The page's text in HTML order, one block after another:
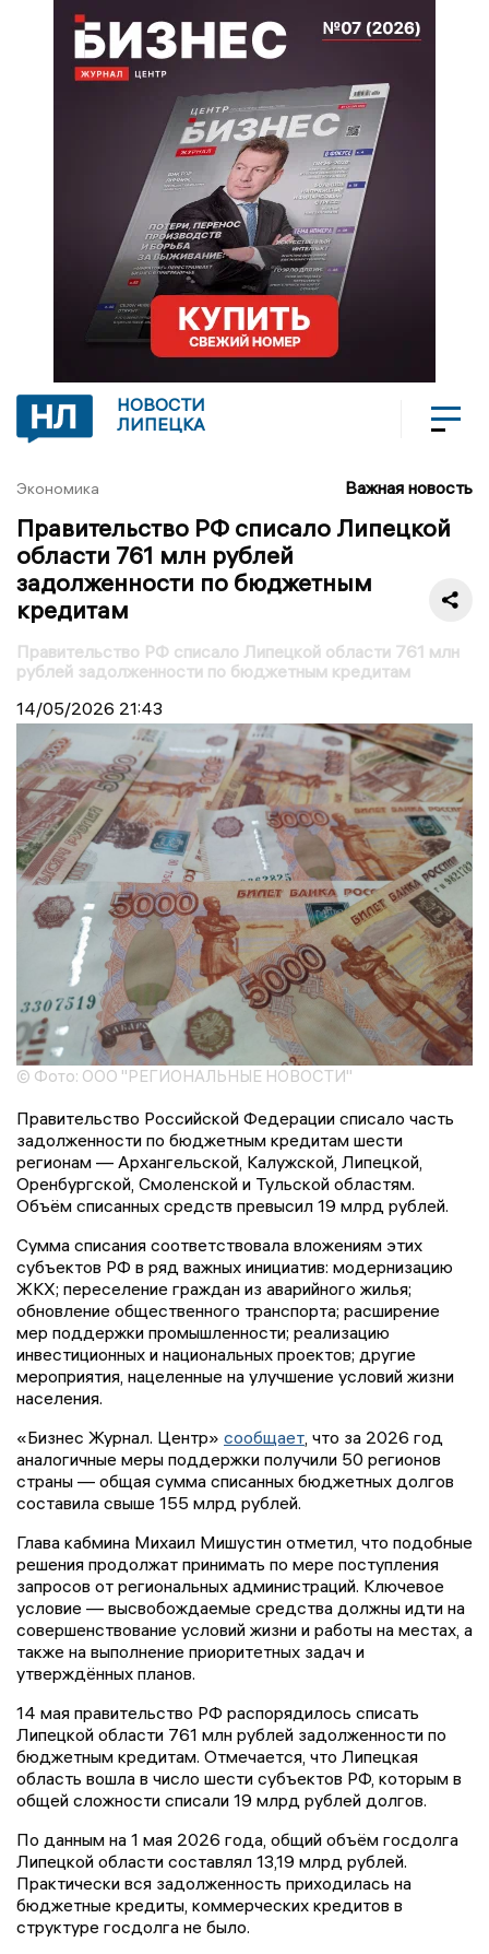
НОВОСТИ
ЛИПЕЦКА
Экономика Важная новость
Правительство РФ списало Липецкой
области 761 млн рублей
задолженности по бюджетным
кредитам
Правительство РФ списало Липецкой области 761 млн
рублей задолженности по бюджетным кредитам
14/05/2026 21:43
© Фото: ООО "РЕГИОНАЛЬНЫЕ НОВОСТИ"
Правительство Российской Федерации списало часть
задолженности по бюджетным кредитам шести
регионам — Архангельской, Калужской, Липецкой,
Оренбургской, Смоленской и Тульской областям.
Объём списанных средств превысил 19 млрд рублей.
Сумма списания соответствовала вложениям этих
субъектов РФ в ряд важных инициатив: модернизацию
ЖКХ; переселение граждан из аварийного жилья;
обновление общественного транспорта; расширение
мер поддержки промышленности; реализацию
инвестиционных и национальных проектов; другие
мероприятия, нацеленные на улучшение условий жизни
населения.
«Бизнес Журнал. Центр» сообщает, что за 2026 год
аналогичные меры поддержки получили 50 регионов
страны — общая сумма списанных бюджетных долгов
составила свыше 155 млрд рублей.
Глава кабмина Михаил Мишустин отметил, что подобные
решения продолжат принимать по мере поступления
запросов от региональных администраций. Ключевое
условие — высвобождаемые средства должны идти на
совершенствование условий жизни и работы на местах, а
также на выполнение приоритетных задач и
утверждённых планов.
14 мая правительство РФ распорядилось списать
Липецкой области 761 млн рублей задолженности по
бюджетным кредитам. Отмечается, что Липецкая
область вошла в число шести субъектов РФ, которым в
общей сложности списали 19 млрд рублей долгов.
По данным на 1 мая 2026 года, общий объём госдолга
Липецкой области составлял 13,19 млрд рублей.
Практически вся задолженность приходилась на
бюджетные кредиты, коммерческих кредитов в
структуре госдолга не было.